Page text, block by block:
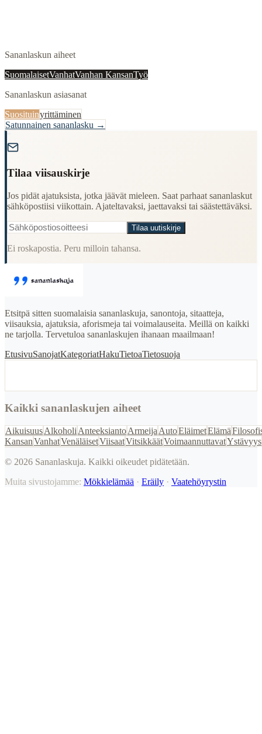
Sananlaskun aiheet
SuomalaisetVanhatVanhan KansanTyö
Sananlaskun asiasanat
Suosituinyrittäminen
Satunnainen sananlasku →
Tilaa viisauskirje
Jos pidät ajatuksista, jotka jäävät mieleen. Saat parhaat sananlaskut
sähköpostiisi viikottain. Ajateltavaksi, jaettavaksi tai säästettäväksi.
Tilaa uutiskirje
Ei roskapostia. Peru milloin tahansa.
Etsitpä sitten suomalaisia sananlaskuja, sanontoja, sitaatteja,
viisauksia, ajatuksia, aforismeja tai voimalauseita. Meillä on kaikki
ne tarjolla. Tervetuloa sananlaskujen ihanaan maailmaan!
EtusivuSanojatKategoriatHakuTietoaTietosuoja
Kaikki sananlaskujen aiheet
AikuisuusAlkoholi AnteeksiantoArmeija AutoEläimetElämä
KansanVanhatVenäläisetViisaatVitsikkäätVoimaannuttavatYstävyys
© 2026 Sananlaskuja. Kaikki oikeudet pidätetään.
Muita sivustojamme: Mökkielämää · Eräily · Vaatehöyrystin